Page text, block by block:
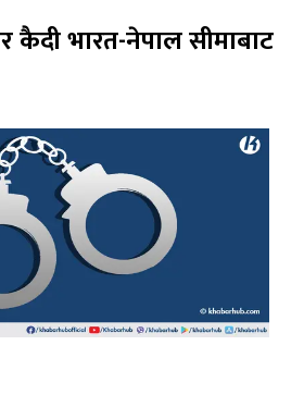
कैदी भारत-नेपाल सीमाबाट